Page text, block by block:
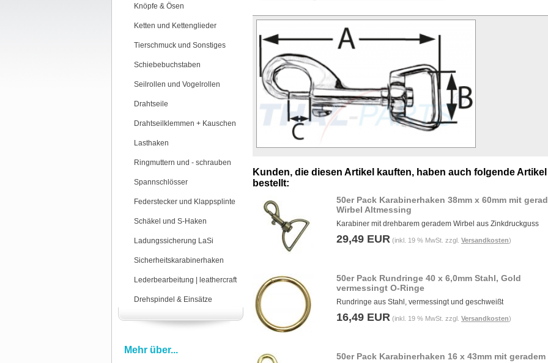
Knöpfe & Ösen
Ketten und Kettenglieder
Tierschmuck und Sonstiges
Schiebebuchstaben
Seilrollen und Vogelrollen
Drahtseile
Drahtseilklemmen + Kauschen
Lasthaken
Ringmuttern und - schrauben
Spannschlösser
Federstecker und Klappsplinte
Schäkel und S-Haken
Ladungssicherung LaSi
Sicherheitskarabinerhaken
Lederbearbeitung | leathercraft
Drehspindel & Einsätze
Mehr über...
Kunden, die diesen Artikel kauften, haben auch folgende Artikel
bestellt:
50er Pack Karabinerhaken 38mm x 60mm mit
Wirbel Altmessing
Karabiner mit drehbarem geradem Wirbel aus Zinkdruckguss
29,49 EUR (inkl. 19 % MwSt. zzgl. Versandkosten)
50er Pack Rundringe 40 x 6,0mm Stahl, Gold
vermessingt O-Ringe
Rundringe aus Stahl, vermessingt und geschweißt
16,49 EUR (inkl. 19 % MwSt. zzgl. Versandkosten)
50er Pack Karabinerhaken 16 x 43mm mit geradem